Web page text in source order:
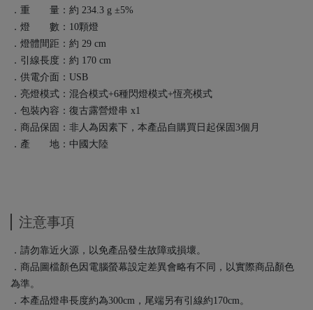
．重 量：約 234.3 g ±5%
．燈 數：10顆燈
．燈體間距：約 29 cm
．引線長度：約 170 cm
．供電介面：USB
．亮燈模式：混合模式+6種閃燈模式+恆亮模式
．包裝內容：復古露營燈串 x1
．商品保固：非人為因素下，本產品自購買日起保固3個月
．產 地：中國大陸
注意事項
．請勿靠近火源，以免產品發生故障或損壞。
．商品圖檔顏色因電腦螢幕設定差異會略有不同，以實際商品顏色
為準。
．本產品燈串長度約為300cm，尾端另有引線約170cm。